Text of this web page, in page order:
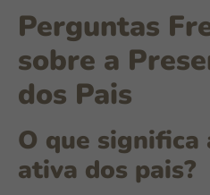
Perguntas
sobre a
dos Pais
O que significa
ativa dos pais?